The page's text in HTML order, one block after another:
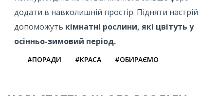
додати в навколишній простір. Підняти настрій
допоможуть кімнатні рослини, які цвітуть у
осінньо-зимовий період.
#ПОРАДИ #КРАСА #ОБИРАЄМО